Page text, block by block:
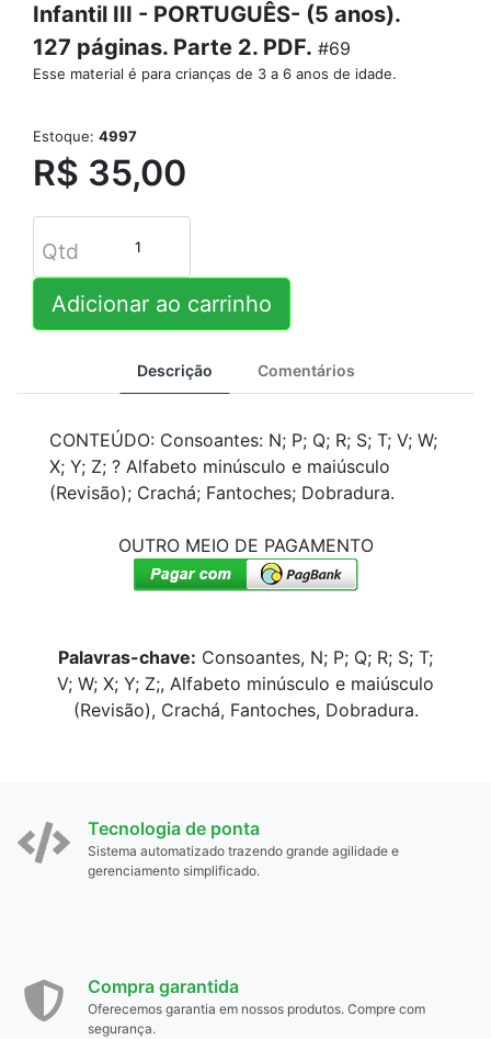
Infantil III - PORTUGUÊS- (5 anos).
127 páginas. Parte 2. PDF. #69
Esse material é para crianças de 3 a 6 anos de idade.
Estoque: 4997
R$ 35,00
Qtd
Adicionar ao carrinho
Descrição Comentários
CONTEÚDO: Consoantes: N; P; Q; R; S; T; V; W;
X; Y; Z; ? Alfabeto minúsculo e maiúsculo
(Revisão); Crachá; Fantoches; Dobradura.
OUTRO MEIO DE PAGAMENTO
Palavras-chave: Consoantes, N; P; Q; R; S; T;
V; W; X; Y; Z;, Alfabeto minúsculo e maiúsculo
(Revisão), Crachá, Fantoches, Dobradura.
Tecnologia de ponta
Sistema automatizado trazendo grande agilidade e
gerenciamento simplificado.
Compra garantida
Oferecemos garantia em nossos produtos. Compre com
segurança.